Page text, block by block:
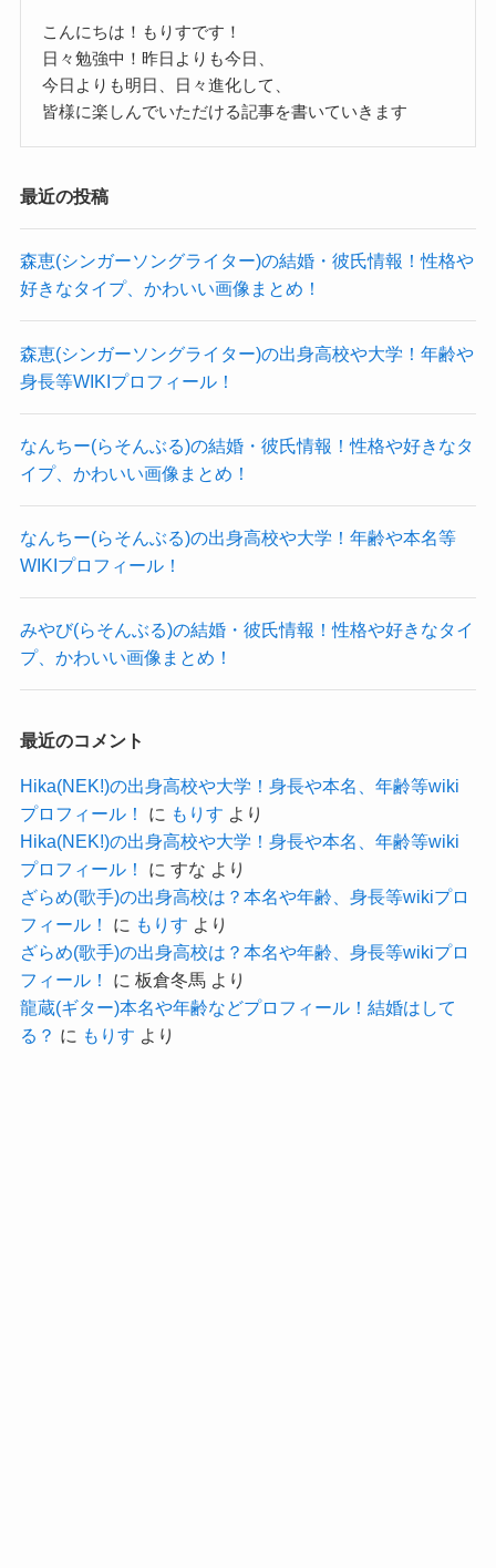
クー
だね！
上月せれな 身長 本名
上月せれなの彼氏情報
結婚していない上月せれなさんですが、彼氏はい
たりするのでしょうか？
調べてみたところ、上月せれなさんに彼氏がいる
という情報もありませんでした。
SNSなどを調べてみても、
今まで一度も熱愛疑惑や彼氏がいると報じられた
ことはありませんでした。
参考：上月せれなオフィシャルサイト
公式X
https://www.instagram.com/serena_kozuki?
NlZDc0MzIxNw==
現在24歳と年頃な年齢ですが、
学生時代からの活動期間内で一度も熱愛疑惑が出
ていないのはすごいですね！
本当に恋愛はしてきてないのかも
ね！
長年ソロアイドルとして活動してきた上月せれな
さんですが、
こんにちは！もりすです！
日々勉強中！昨日よりも今日、
今日よりも明日、日々進化して、
皆様に楽しんでいただける記事を書いていきます
最近の投稿
森恵(シンガーソングライター)の結婚・彼氏情報！性格や
好きなタイプ、かわいい画像まとめ！
森恵(シンガーソングライター)の出身高校や大学！年齢や
身長等WIKIプロフィール！
なんちー(らそんぶる)の結婚・彼氏情報！性格や好きなタ
イプ、かわいい画像まとめ！
なんちー(らそんぶる)の出身高校や大学！年齢や本名等
WIKIプロフィール！
みやび(らそんぶる)の結婚・彼氏情報！性格や好きなタイ
プ、かわいい画像まとめ！
最近のコメント
Hika(NEK!)の出身高校や大学！身長や本名、年齢等wiki
プロフィール！
に もりす より
Hika(NEK!)の出身高校や大学！身長や本名、年齢等wiki
プロフィール！
に すな より
ざらめ(歌手)の出身高校は？本名や年齢、身長等wikiプロ
フィール！
に もりす より
ざらめ(歌手)の出身高校は？本名や年齢、身長等wikiプロ
フィール！
に 板倉冬馬より
龍蔵(ギター)本名や年齢などプロフィール！結婚はして
る？ に もりす より